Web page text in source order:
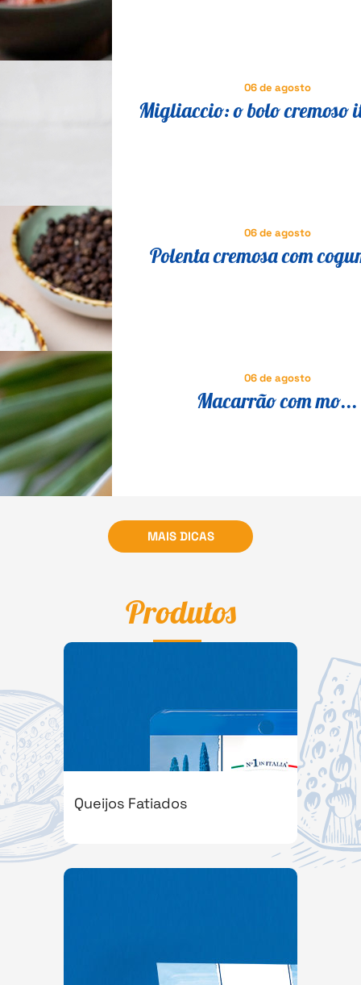
06 de agosto
Migliaccio: o bolo cremoso
06 de agosto
Polenta cremosa com
06 de agosto
Macarrão com mo...
MAIS DICAS
Produtos
Queijos Fatiados